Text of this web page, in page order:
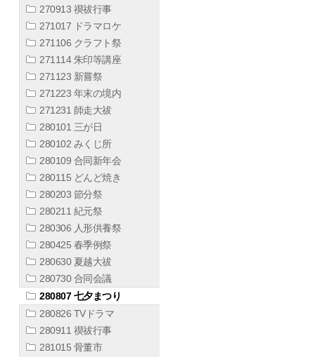
270913 禊祓行事
271017 ドラマロケ
271106 クラフト祭
271114 朱印等講座
271123 新嘗祭
271223 年末の境内
271231 師走大祓
280101 三が日
280102 みくじ所
280109 合同新年会
280115 どんど焼き
280203 節分祭
280211 紀元祭
280306 人形供養祭
280425 春季例祭
280630 夏越大祓
280730 合同会議
280807 七夕まつり
280826 TVドラマ
280911 禊祓行事
281015 骨董市